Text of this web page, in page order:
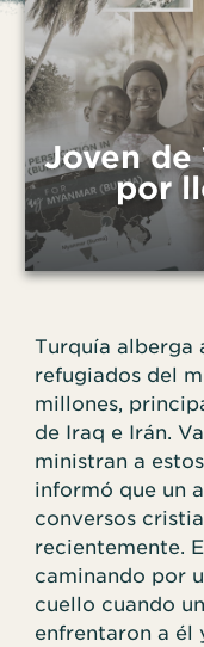
Joven de
por
Turquía alberga
refugiados del
millones,
de Iraq e Irán.
ministran a
informó que un
conversos
recientemente.
caminando por
cuello cuando
enfrentaron a él